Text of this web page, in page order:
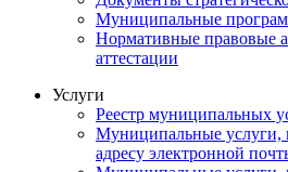
Муниципальные
Нормативные правовые
аттестации
Услуги
Реестр муниципальных
Муниципальные услуги,
адресу электронной